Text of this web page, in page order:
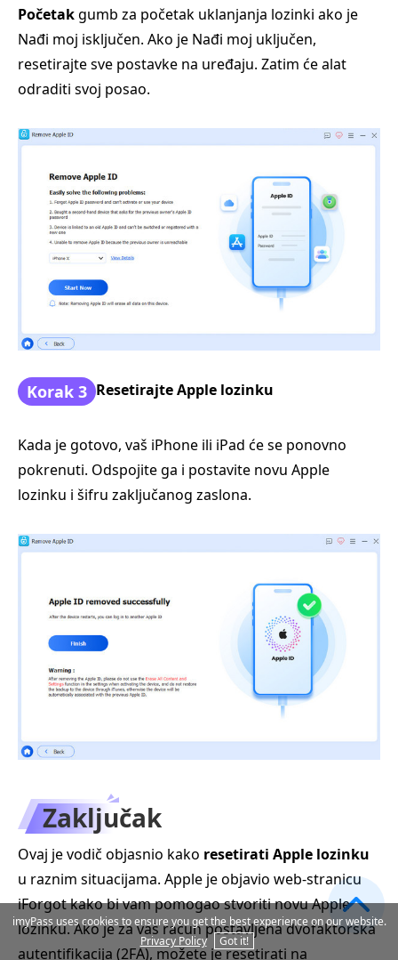
Početakgumb za početak uklanjanja lozinki ako je
Nađi moj isključen. Ako je Nađi moj uključen,
resetirajte sve postavke na uređaju. Zatim će alat
odraditi svoj posao.
Korak 3 Resetirajte Apple lozinku
Kada je gotovo, vaš iPhone ili iPad će se ponovno
pokrenuti. Odspojite ga i postavite novu Apple
lozinku i šifru zaključanog zaslona.
Zaključak
Ovaj je vodič objasnio kako resetirati Apple lozinku
u raznim situacijama. Apple je objavio web-stranicu
iForgot kako bi vam pomogao stvoriti novu Apple
lozinku. Ako je za vaš račun postavljena dvofaktorska
autentifikacija (2FA), možete je resetirati na
imyPass uses cookies to ensure you get the best experience on our website.
Privacy Policy
Got it!